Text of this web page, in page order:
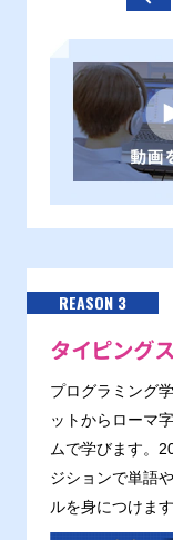
REASON 3
タイピング
プログラミング
ットからローマ
ムで学びます。
ジションで単語
ルを身につけます